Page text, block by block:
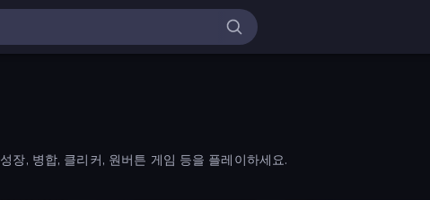
장, 병합, 클리커, 원버튼 게임 등을 플레이하세요.